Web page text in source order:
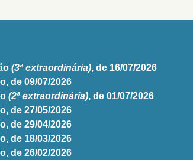
(3ª extraordinária), de 16/07/2026
de 09/07/2026
(2ª extraordinária), de 01/07/2026
de 27/05/2026
de 29/04/2026
de 18/03/2026
de 26/02/2026